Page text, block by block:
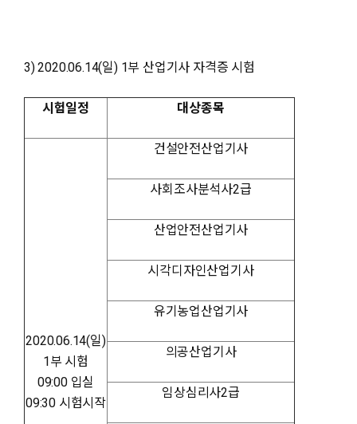
3) 2020.06.14(일) 1부 산업기사 자격증 시험
시험일정 대상종목
2020.06.14(일)
1부 시험
09:00 입실
09:30 시험시작
건설안전산업기사
사회조사분석사2급
산업안전산업기사
시각디자인산업기사
유기농업산업기사
의공산업기사
임상심리사2급